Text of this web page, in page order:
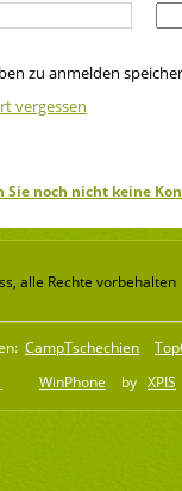
zu anmelden
vergessen
Sie noch nicht keine
alle Rechte vorbehalten
CampTschechien
WinPhone by XPIS